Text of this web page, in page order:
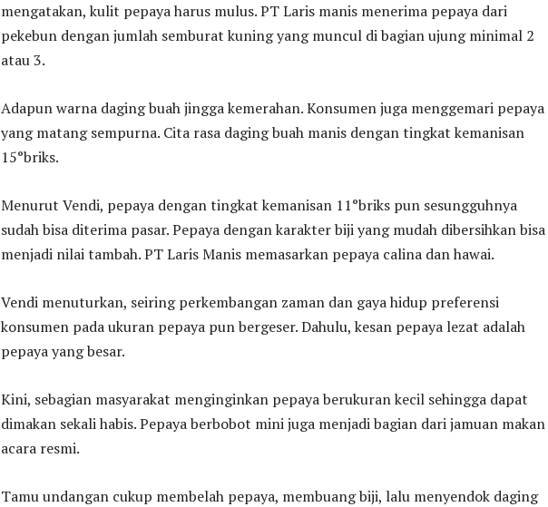
mengatakan, kulit pepaya harus mulus. PT Laris manis menerima pepaya dari
pekebun dengan jumlah semburat kuning yang muncul di bagian ujung minimal 2
atau 3.
Adapun warna daging buah jingga kemerahan. Konsumen juga menggemari pepaya
yang matang sempurna. Cita rasa daging buah manis dengan tingkat kemanisan
15°briks.
Menurut Vendi, pepaya dengan tingkat kemanisan 11°briks pun sesungguhnya
sudah bisa diterima pasar. Pepaya dengan karakter biji yang mudah dibersihkan bisa
menjadi nilai tambah. PT Laris Manis memasarkan pepaya calina dan hawai.
Vendi menuturkan, seiring perkembangan zaman dan gaya hidup preferensi
konsumen pada ukuran pepaya pun bergeser. Dahulu, kesan pepaya lezat adalah
pepaya yang besar.
Kini, sebagian masyarakat menginginkan pepaya berukuran kecil sehingga dapat
dimakan sekali habis. Pepaya berbobot mini juga menjadi bagian dari jamuan makan
acara resmi.
Tamu undangan cukup membelah pepaya, membuang biji, lalu menyendok daging